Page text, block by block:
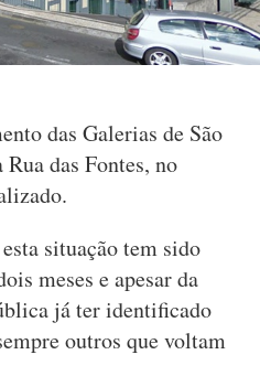
das Galerias de São
das Fontes, no
situação tem sido
meses e apesar da
já ter identificado
outros que voltam